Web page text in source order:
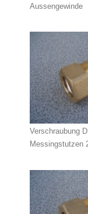
Aussengewinde
Verschraubung
Messingstutzen